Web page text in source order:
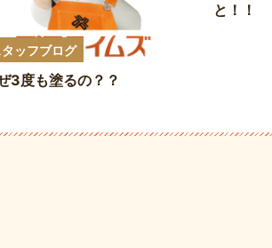
ッフブログ
3度も塗るの？？
と！！